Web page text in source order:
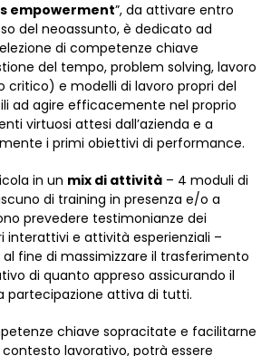
empowerment”, da attivare entro
del neoassunto, è dedicato ad
di competenze chiave
del tempo, problem solving, lavoro
critico) e modelli di lavoro propri del
ad agire efficacemente nel proprio
virtuosi attesi dall’azienda e a
i primi obiettivi di performance.
in un mix di attività – 4 moduli di
di training in presenza e/o a
prevedere testimonianze dei
interattivi e attività esperienziali –
al fine di massimizzare il trasferimento
di quanto appreso assicurando il
partecipazione attiva di tutti.
chiave sopracitate e facilitarne
lavorativo, potrà essere